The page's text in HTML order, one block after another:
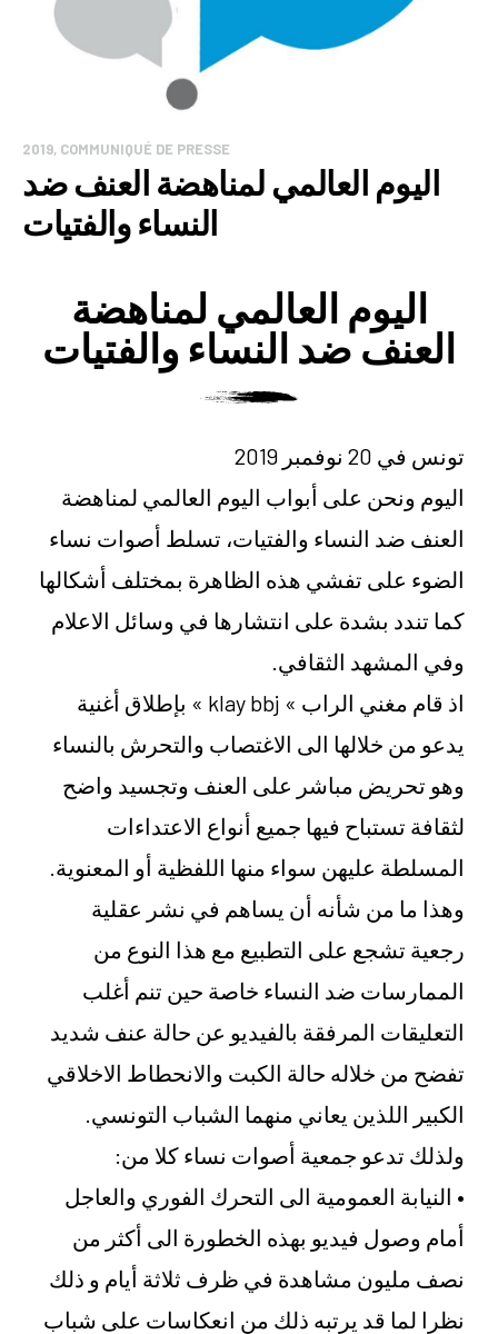
2019, COMMUNIQUÉ DE PRESSE
اليوم العالمي لمناهضة العنف ضد
النساء والفتيات
اليوم العالمي لمناهضة
العنف ضد النساء والفتيات
تونس في 20 نوفمبر 2019
اليوم ونحن على أبواب اليوم العالمي لمناهضة
العنف ضد النساء والفتيات، تسلط أصوات نساء
الضوء على تفشي هذه الظاهرة بمختلف أشكالها
كما تندد بشدة على انتشارها في وسائل الاعلام
وفي المشهد الثقافي.
اذ قام مغني الراب » klay bbj » بإطلاق أغنية
يدعو من خلالها الى الاغتصاب والتحرش بالنساء
وهو تحريض مباشر على العنف وتجسيد واضح
لثقافة تستباح فيها جميع أنواع الاعتداءات
المسلطة عليهن سواء منها اللفظية أو المعنوية.
وهذا ما من شأنه أن يساهم في نشر عقلية
رجعية تشجع على التطبيع مع هذا النوع من
الممارسات ضد النساء خاصة حين تنم أغلب
التعليقات المرفقة بالفيديو عن حالة عنف شديد
تفضح من خلاله حالة الكبت والانحطاط الاخلاقي
الكبير اللذين يعاني منهما الشباب التونسي.
ولذلك تدعو جمعية أصوات نساء كلا من:
• النيابة العمومية الى التحرك الفوري والعاجل
أمام وصول فيديو بهذه الخطورة الى أكثر من
نصف مليون مشاهدة في ظرف ثلاثة أيام و ذلك
نظرا لما قد يرتبه ذلك من انعكاسات على شباب